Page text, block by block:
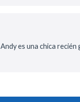
Andy es una chica